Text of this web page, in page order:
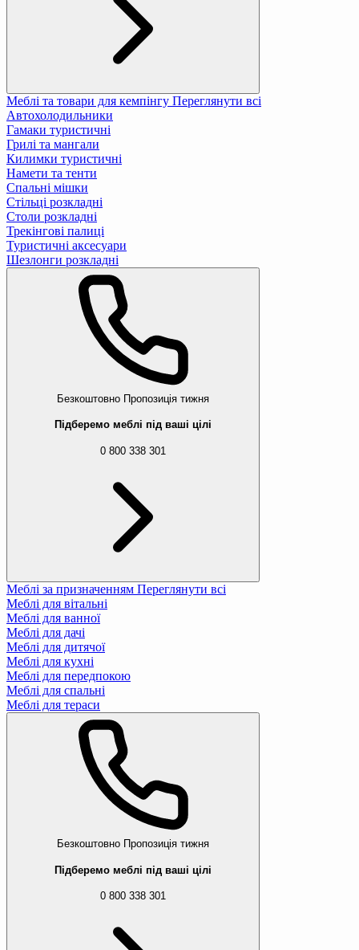
Меблі та товари для кемпінгу Переглянути всі
Автохолодильники
Гамаки туристичні
Грилі та мангали
Килимки туристичні
Намети та тенти
Спальні мішки
Стільці розкладні
Столи розкладні
Трекінгові палиці
Туристичні аксесуари
Шезлонги розкладні
Безкоштовно Пропозиція тижня
Підберемо меблі під ваші цілі
0 800 338 301
Меблі за призначенням Переглянути всі
Меблі для вітальні
Меблі для ванної
Меблі для дачі
Меблі для дитячої
Меблі для кухні
Меблі для передпокою
Меблі для спальні
Меблі для тераси
Безкоштовно Пропозиція тижня
Підберемо меблі під ваші цілі
0 800 338 301